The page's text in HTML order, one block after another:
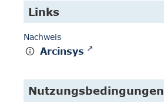
Links
Nachweis
Arcinsys
Nutzungsbedingungen